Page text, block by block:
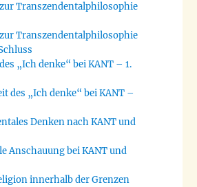
Transzendentalphilosophie
Transzendentalphilosophie
„Ich denke“ bei KANT – 1.
des „Ich denke“ bei KANT –
Denken nach KANT und
Anschauung bei KANT und
innerhalb der Grenzen